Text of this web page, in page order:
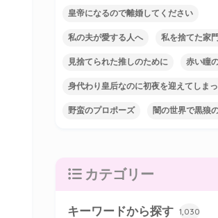
皇帝になるので離婚してください
私の夫が愛する人へ 私を捨てた家
見捨てられた推しのために 赤い瞳
身代わり皇后なのに初夜を迎えてしま
野蛮のプロポーズ 闇の世界で黒狼
カテゴリー
キーワードから探す 1,030